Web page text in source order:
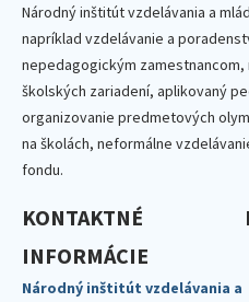
Národný inštitút vzdelávania a
napríklad vzdelávanie a
nepedagogickým
školských zariadení, aplikovaný
organizovanie predmetových
na školách, neformálne
fondu.
KONTAKTNÉ
INFORMÁCIE
Národný inštitút vzdelávania a